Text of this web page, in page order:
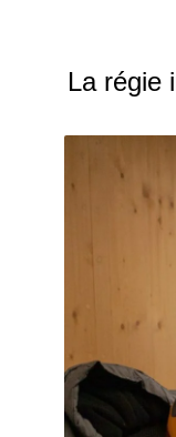
La régie